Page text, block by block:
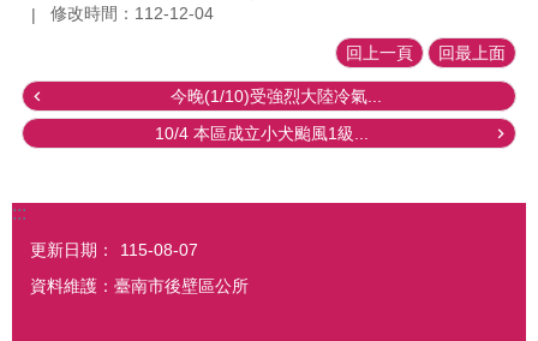
修改時間：112-12-04
回上一頁 回最上面
今晚(1/10)受強烈大陸冷氣...
10/4 本區成立小犬颱風1級...
:::
更新日期：
115-08-07
資料維護：臺南市後壁區公所